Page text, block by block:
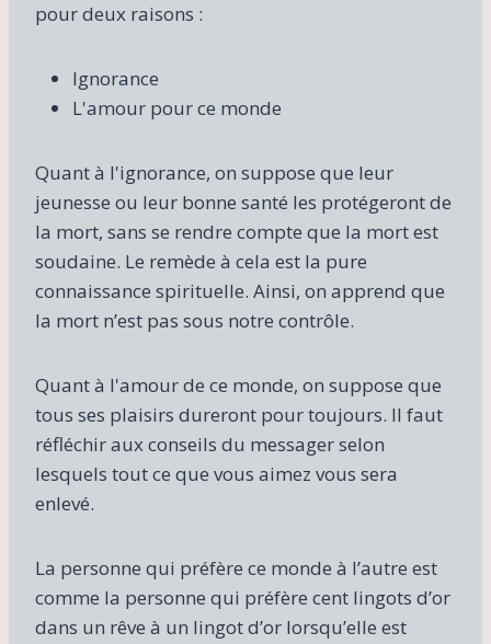
pour deux raisons :
Ignorance
L'amour pour ce monde
Quant à l'ignorance, on suppose que leur
jeunesse ou leur bonne santé les protégeront de
la mort, sans se rendre compte que la mort est
soudaine. Le remède à cela est la pure
connaissance spirituelle. Ainsi, on apprend que
la mort n’est pas sous notre contrôle.
Quant à l'amour de ce monde, on suppose que
tous ses plaisirs dureront pour toujours. Il faut
réfléchir aux conseils du messager selon
lesquels tout ce que vous aimez vous sera
enlevé.
La personne qui préfère ce monde à l’autre est
comme la personne qui préfère cent lingots d’or
dans un rêve à un lingot d’or lorsqu’elle est